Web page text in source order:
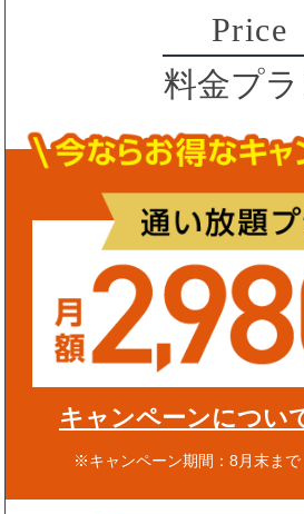
Price
料金プ
キャンペーンについ
※キャンペーン期間：8月末ま